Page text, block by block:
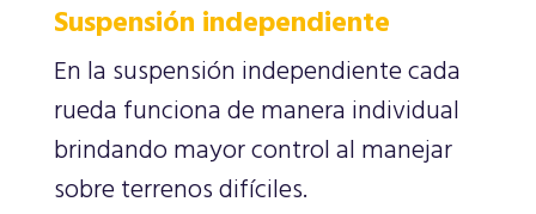
Suspensión independiente
En la suspensión independiente cada
rueda funciona de manera individual
brindando mayor control al manejar
sobre terrenos difíciles.